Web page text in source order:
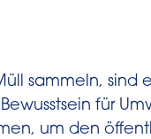
sammeln, sind
für
um den